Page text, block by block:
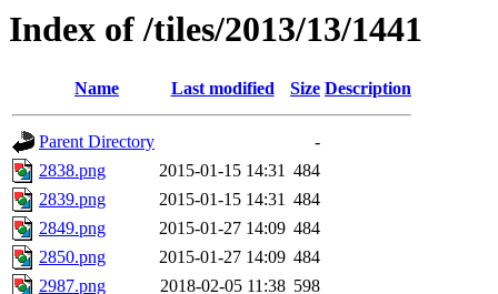
Index of /tiles/2013/13/1441
Name Last modified Size Description
Parent Directory
-
2838.png
2015-01-15 14:31 484
2839.png
2015-01-15 14:31 484
2849.png
2015-01-27 14:09 484
2850.png
2015-01-27 14:09 484
2987.png
2018-02-05 11:38 598